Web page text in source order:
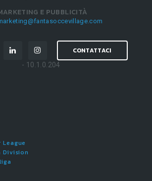
E PUBBLICITÀ
CONTATTACI
- 10.1.0.204
Division